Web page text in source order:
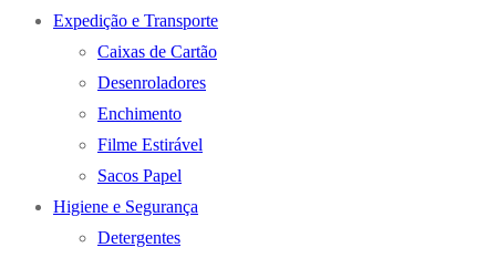
Expedição e Transporte
Caixas de Cartão
Desenroladores
Enchimento
Filme Estirável
Sacos Papel
Higiene e Segurança
Detergentes